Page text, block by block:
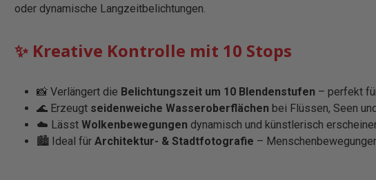
oder dynamische Langzeitbelichtungen.
✨ Kreative Kontrolle mit 10 Stops
📸 Verlängert die Belichtungszeit um 10 Blendenstufen – perfekt
🌊 Erzeugt seidenweiche Wasseroberflächen bei Flüssen, Seen
☁️ Lässt Wolkenbewegungen dynamisch und künstlerisch
🏙️ Ideal für Architektur- & Stadtfotografie –